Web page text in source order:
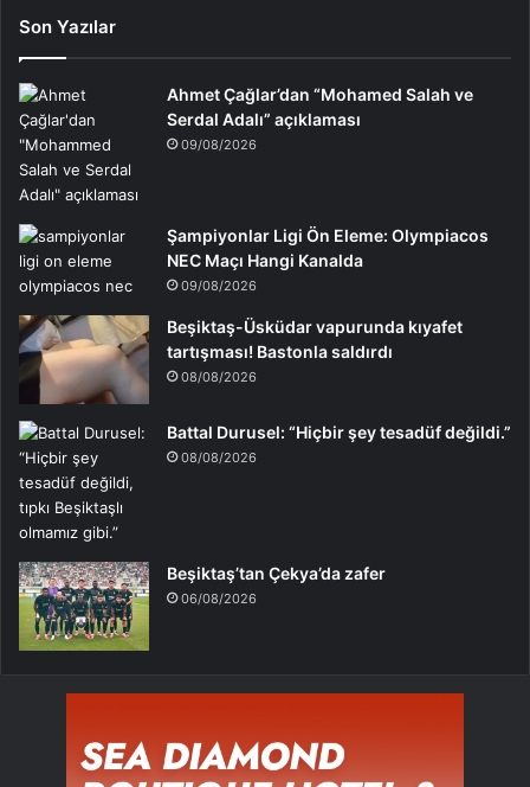
Son Yazılar
Ahmet Çağlar’dan “Mohamed Salah ve
Serdal Adalı” açıklaması
09/08/2026
Şampiyonlar Ligi Ön Eleme: Olympiacos
NEC Maçı Hangi Kanalda
09/08/2026
Beşiktaş-Üsküdar vapurunda kıyafet
tartışması! Bastonla saldırdı
08/08/2026
Battal Durusel: “Hiçbir şey tesadüf değildi.”
08/08/2026
Beşiktaş’tan Çekya’da zafer
06/08/2026